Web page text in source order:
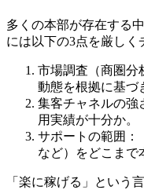
多くの本部が存在する
には以下の3点を厳しく
市場調査（商圏分
動態を根拠に基づ
集客チャネルの強
用実績が十分か。
サポートの範囲：
など）をどこまで
「楽に稼げる」という